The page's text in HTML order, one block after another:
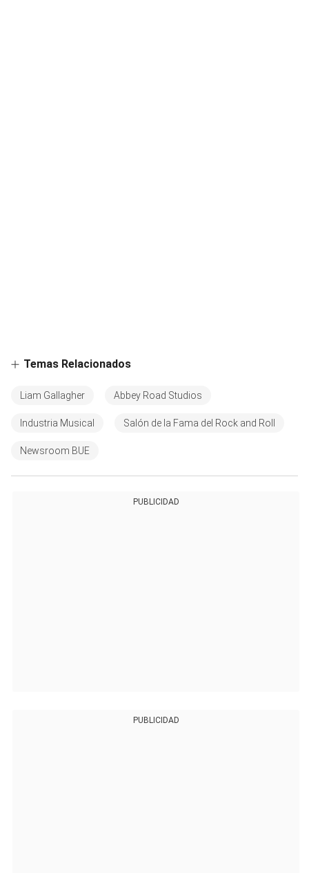
Temas Relacionados
Liam Gallagher Abbey Road Studios
Industria Musical Salón de la Fama del Rock and Roll
Newsroom BUE
PUBLICIDAD
PUBLICIDAD